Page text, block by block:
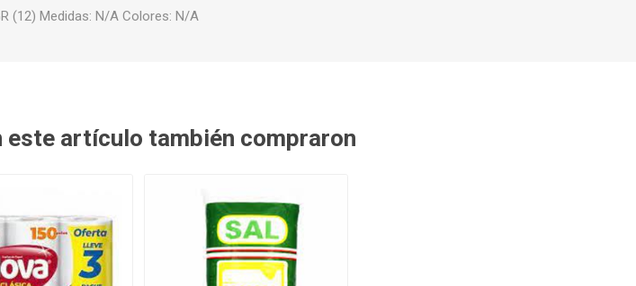
(12) Medidas: N/A Colores: N/A
artículo también compraron